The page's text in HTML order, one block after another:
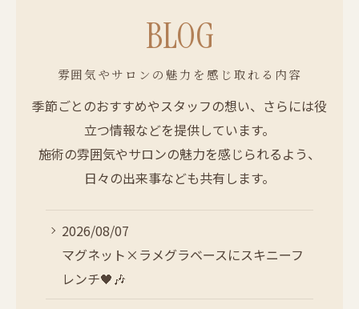
雰囲気やサロンの魅力を感じ取れる内容
BLOG
季節ごとのおすすめやスタッフの想い、さらには役
立つ情報などを提供しています。
施術の雰囲気やサロンの魅力を感じられるよう、
日々の出来事なども共有します。
2026/08/07
マグネット×ラメグラベースにスキニーフ
レンチ🖤🎶
ご予約はこちら